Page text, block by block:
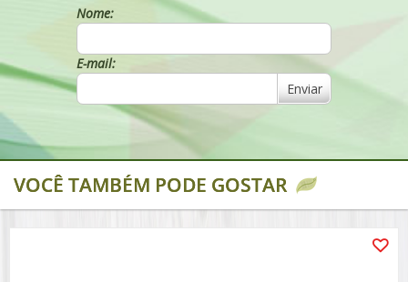
Nome:
E-mail:
Enviar
VOCÊ TAMBÉM PODE GOSTAR